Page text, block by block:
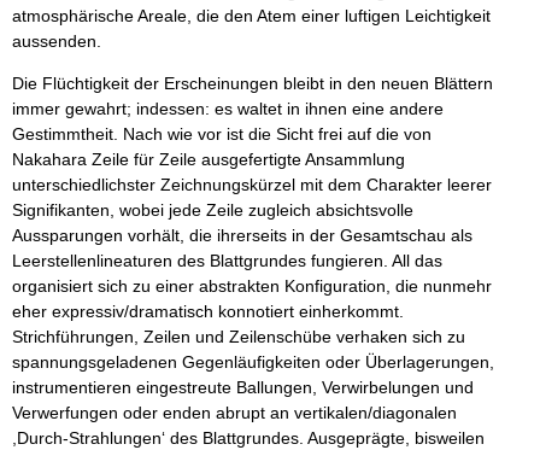
atmosphärische Areale, die den Atem einer luftigen Leichtigkeit
aussenden.
Die Flüchtigkeit der Erscheinungen bleibt in den neuen Blättern
immer gewahrt; indessen: es waltet in ihnen eine andere
Gestimmtheit. Nach wie vor ist die Sicht frei auf die von
Nakahara Zeile für Zeile ausgefertigte Ansammlung
unterschiedlichster Zeichnungskürzel mit dem Charakter leerer
Signifikanten, wobei jede Zeile zugleich absichtsvolle
Aussparungen vorhält, die ihrerseits in der Gesamtschau als
Leerstellenlineaturen des Blattgrundes fungieren. All das
organisiert sich zu einer abstrakten Konfiguration, die nunmehr
eher expressiv/dramatisch konnotiert einherkommt.
Strichführungen, Zeilen und Zeilenschübe verhaken sich zu
spannungsgeladenen Gegenläufigkeiten oder Überlagerungen,
instrumentieren eingestreute Ballungen, Verwirbelungen und
Verwerfungen oder enden abrupt an vertikalen/diagonalen
,Durch-Strahlungen‘ des Blattgrundes. Ausgeprägte, bisweilen